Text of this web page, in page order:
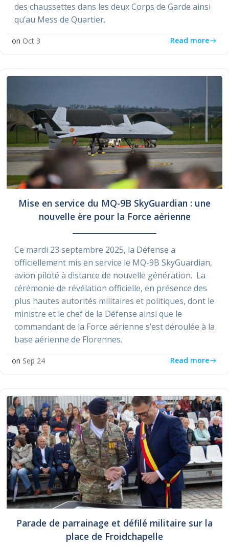
des chaussettes dans les deux Corps de Garde ainsi
qu’au Mess de Quartier.
on Oct 3 Read more
Mise en service du MQ-9B SkyGuardian : une
nouvelle ère pour la Force aérienne
Ce mardi 23 septembre 2025, la Défense a
officiellement mis en service le MQ-9B SkyGuardian,
avion piloté à distance de nouvelle génération. La
cérémonie de révélation officielle, en présence des
plus hautes autorités militaires et politiques, dont le
ministre et le chef de la Défense ainsi que le
commandant de la Force aérienne s’est déroulée à la
base aérienne de Florennes.
on Sep 24 Read more
Parade de parrainage et défilé militaire sur la
place de Froidchapelle